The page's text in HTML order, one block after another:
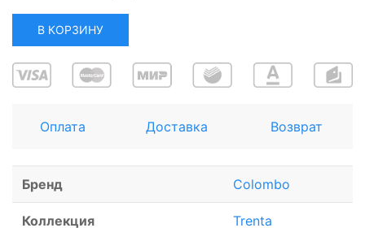
В КОРЗИНУ
Оплата Доставка Возврат
Бренд Colombo
Коллекция Trenta